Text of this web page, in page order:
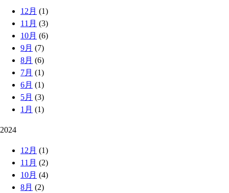
12月 (1)
11月 (3)
10月 (6)
9月 (7)
8月 (6)
7月 (1)
6月 (1)
5月 (3)
1月 (1)
2024
12月 (1)
11月 (2)
10月 (4)
8月 (2)